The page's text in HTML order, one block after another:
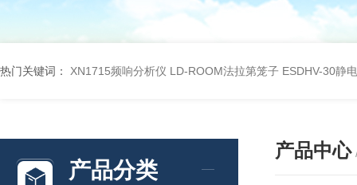
热门关键词： XN1715频响分析仪 LD-ROOM法拉第笼子 ESDHV-30静
产品分类
产品中心